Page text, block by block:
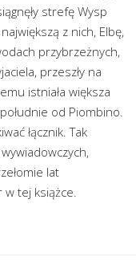
strefę Wysp
z nich, Elbę,
przybrzeżnych,
przeszły na
istniała większa
od Piombino.
łącznik. Tak
lat
tej książce.